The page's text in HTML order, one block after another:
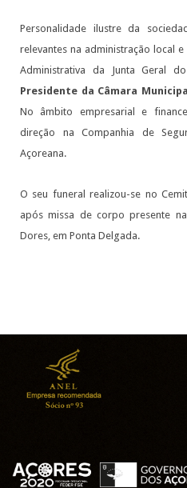
Personalidade ilustre da
relevantes na administração local
Administrativa da Junta Geral
Presidente da Câmara
No âmbito empresarial e
direção na Companhia de
Açoreana.
O seu funeral realizou-se no
após missa de corpo presente
Dores, em Ponta Delgada.